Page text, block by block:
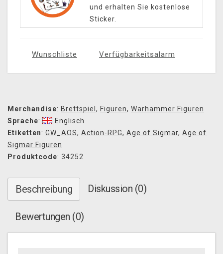
und erhalten Sie kostenlose
Sticker.
Wunschliste Verfügbarkeitsalarm
Merchandise: Brettspiel , Figuren, Warhammer Figuren
Sprache:
Englisch
Etiketten: GW_AOS, Action-RPG, Age of Sigmar, Age of
Sigmar Figuren
Produktcode: 34252
Beschreibung Diskussion (0)
Bewertungen (0)